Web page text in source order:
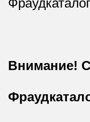
Внимание!